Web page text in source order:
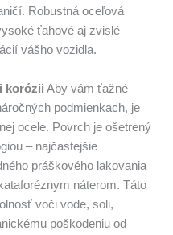
Robustná oceľová
ťahové aj zvislé
vášho vozidla.
korózii Aby vám ťažné
podmienkach, je
ocele. Povrch je ošetrený
– najčastejšie
práškového lakovania
náterom. Táto
voči vode, soli,
poškodeniu od